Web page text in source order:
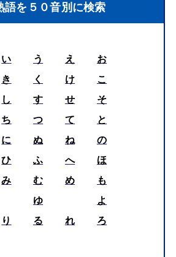
語を５０音別に検索
い う え
お
き く け
こ
し す せ
そ
ち つ て
と
に ぬ ね
の
ひ ふ へ
ほ
み む め
も
ゆ
よ
り る れ
ろ